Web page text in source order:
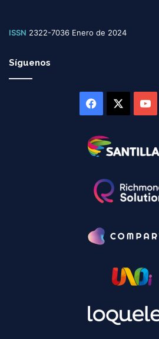
ISSN 2322-7036 Enero de 2024
Síguenos
Facebook